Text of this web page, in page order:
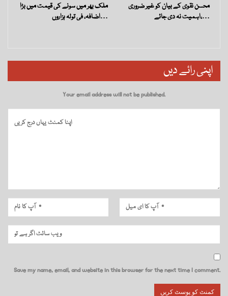
ملک بھر میں سونے کی قیمت میں بڑا
اضافہ، فی تولہ ہزاروں…
محسن نقوی کے بیان کو غیر ضروری
اہمیت نہ دی جائے،…
اپنی رائے دیں
Your email address will not be published.
Save my name, email, and website in this browser for the next time I comment.